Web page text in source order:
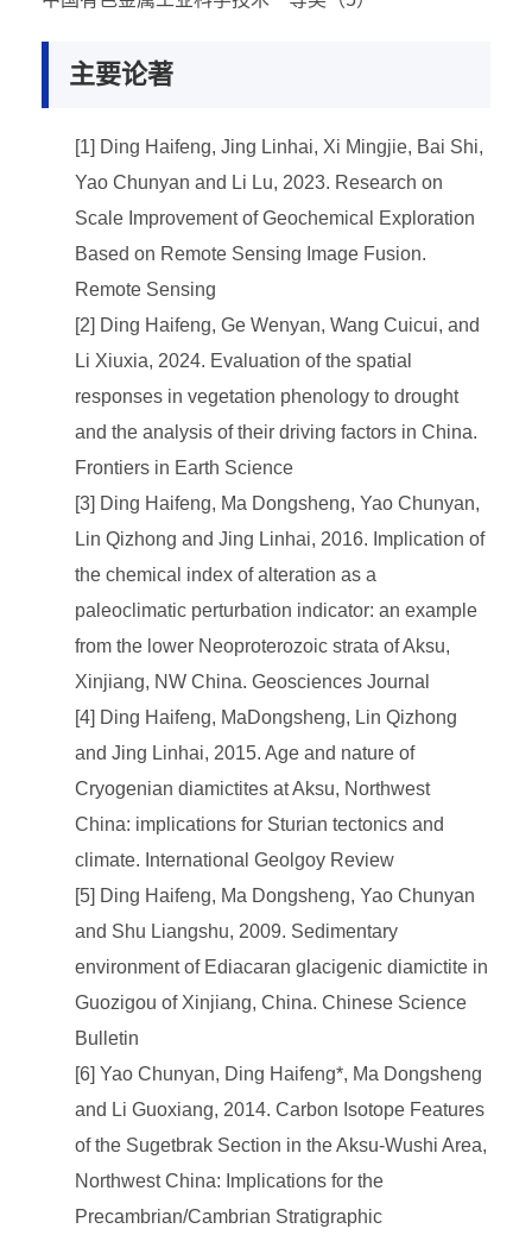
主要论著
[1] Ding Haifeng, Jing Linhai, Xi Mingjie, Bai Shi,
Yao Chunyan and Li Lu, 2023. Research on
Scale Improvement of Geochemical Exploration
Based on Remote Sensing Image Fusion.
Remote Sensing
[2] Ding Haifeng, Ge Wenyan, Wang Cuicui, and
Li Xiuxia, 2024. Evaluation of the spatial
responses in vegetation phenology to drought
and the analysis of their driving factors in China.
Frontiers in Earth Science
[3] Ding Haifeng, Ma Dongsheng, Yao Chunyan,
Lin Qizhong and Jing Linhai, 2016. Implication of
the chemical index of alteration as a
paleoclimatic perturbation indicator: an example
from the lower Neoproterozoic strata of Aksu,
Xinjiang, NW China. Geosciences Journal
[4] Ding Haifeng, MaDongsheng, Lin Qizhong
and Jing Linhai, 2015. Age and nature of
Cryogenian diamictites at Aksu, Northwest
China: implications for Sturian tectonics and
climate. International Geolgoy Review
[5] Ding Haifeng, Ma Dongsheng, Yao Chunyan
and Shu Liangshu, 2009. Sedimentary
environment of Ediacaran glacigenic diamictite in
Guozigou of Xinjiang, China. Chinese Science
Bulletin
[6] Yao Chunyan, Ding Haifeng*, Ma Dongsheng
and Li Guoxiang, 2014. Carbon Isotope Features
of the Sugetbrak Section in the Aksu-Wushi Area,
Northwest China: Implications for the
Precambrian/Cambrian Stratigraphic